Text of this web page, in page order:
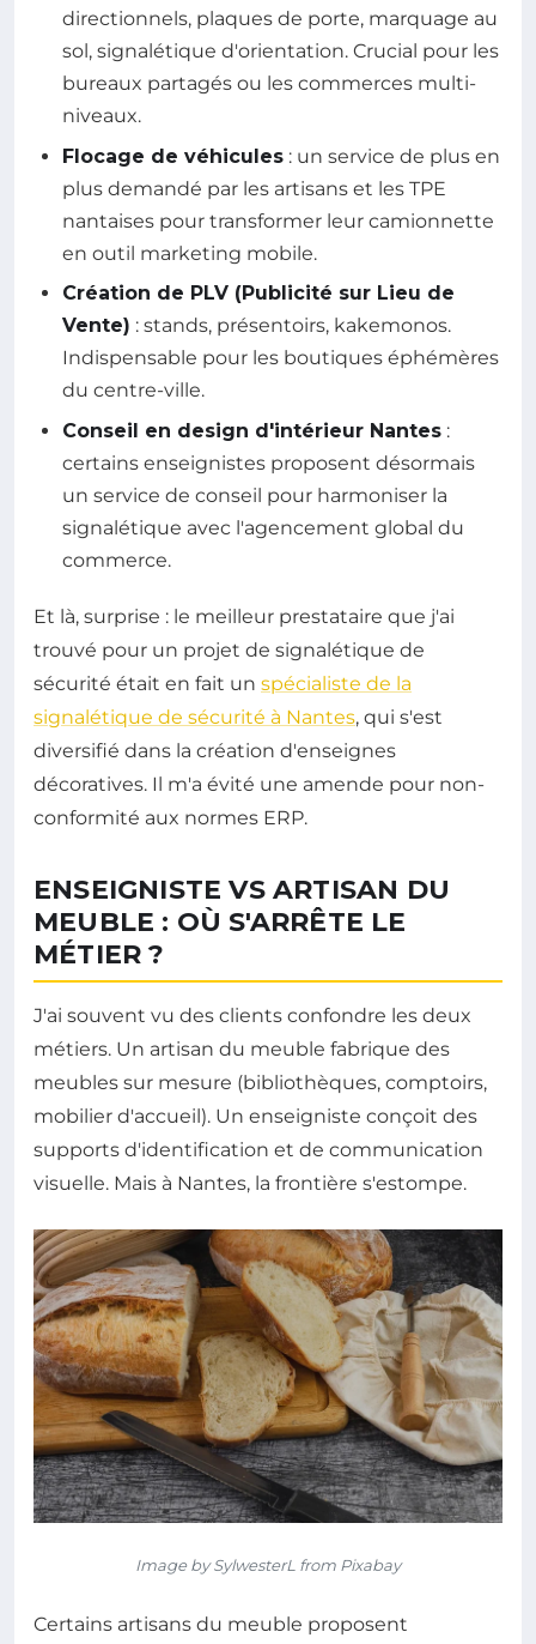
directionnels, plaques de porte, marquage au
sol, signalétique d'orientation. Crucial pour les
bureaux partagés ou les commerces multi-
niveaux.
Flocage de véhicules : un service de plus en
plus demandé par les artisans et les TPE
nantaises pour transformer leur camionnette
en outil marketing mobile.
Création de PLV (Publicité sur Lieu de
Vente) : stands, présentoirs, kakemonos.
Indispensable pour les boutiques éphémères
du centre-ville.
Conseil en design d'intérieur Nantes :
certains enseignistes proposent désormais
un service de conseil pour harmoniser la
signalétique avec l'agencement global du
commerce.
Et là, surprise : le meilleur prestataire que j'ai
trouvé pour un projet de signalétique de
sécurité était en fait un spécialiste de la
signalétique de sécurité à Nantes, qui s'est
diversifié dans la création d'enseignes
décoratives. Il m'a évité une amende pour non-
conformité aux normes ERP.
ENSEIGNISTE VS ARTISAN DU
MEUBLE : OÙ S'ARRÊTE LE
MÉTIER ?
J'ai souvent vu des clients confondre les deux
métiers. Un artisan du meuble fabrique des
meubles sur mesure (bibliothèques, comptoirs,
mobilier d'accueil). Un enseigniste conçoit des
supports d'identification et de communication
visuelle. Mais à Nantes, la frontière s'estompe.
Image by SylwesterL from Pixabay
Certains artisans du meuble proposent